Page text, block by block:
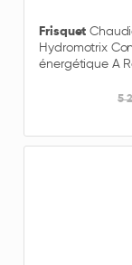
Frisquet
Hydromotrix
énergétique A
5